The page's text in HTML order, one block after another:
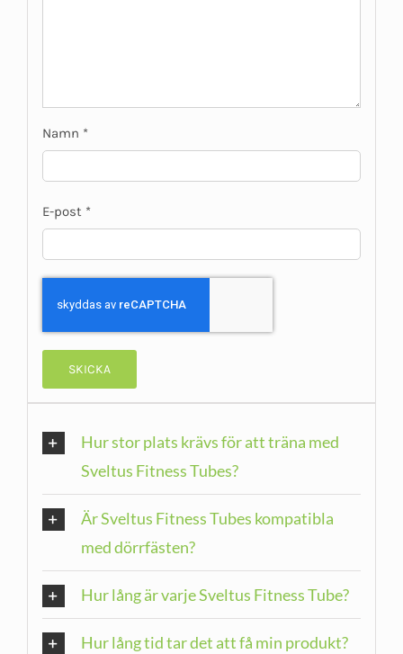
Namn *
E-post *
Hur stor plats krävs för att träna med
Sveltus Fitness Tubes?
Är Sveltus Fitness Tubes kompatibla
med dörrfästen?
Hur lång är varje Sveltus Fitness Tube?
Hur lång tid tar det att få min produkt?